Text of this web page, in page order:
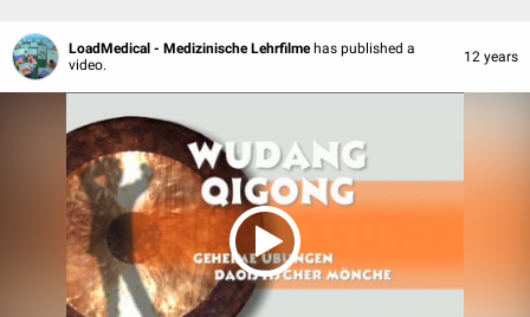
LoadMedical - Medizinische Lehrfilme has published a
video.
12 years